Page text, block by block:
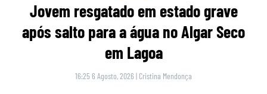
Jovem resgatado em estado grave
após salto para a água no Algar Seco
em Lagoa
16:25 6 Agosto, 2026 | Cristina Mendonça